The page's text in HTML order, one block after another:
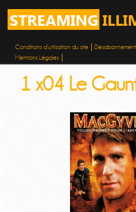
Conditions d’utilisation du site Désabonnement
Mentions Légales
1 x04 Le